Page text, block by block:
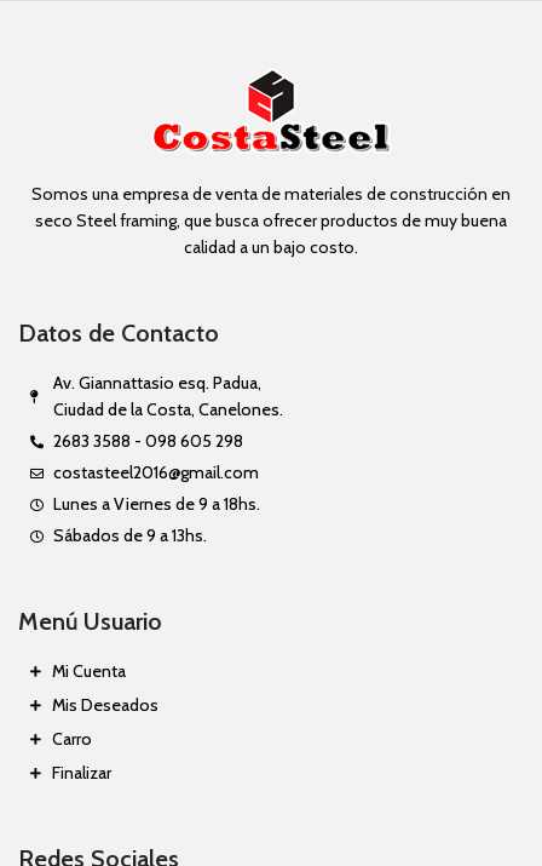
Somos una empresa de venta de materiales de construcción en
seco Steel framing, que busca ofrecer productos de muy buena
calidad a un bajo costo.
Datos de Contacto
Av. Giannattasio esq. Padua,
Ciudad de la Costa, Canelones.
2683 3588 - 098 605 298
costasteel2016@gmail.com
Lunes a Viernes de 9 a 18hs.
Sábados de 9 a 13hs.
Menú Usuario
Mi Cuenta
Mis Deseados
Carro
Finalizar
Redes Sociales